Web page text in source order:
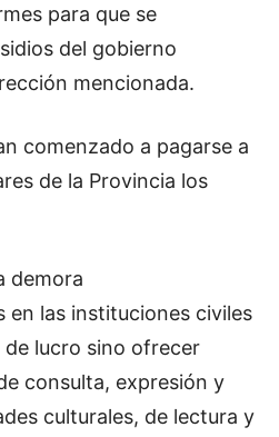
para que se
del gobierno
mencionada.
comenzado a pagarse a
de la Provincia los
demora
en las instituciones civiles
lucro sino ofrecer
consulta, expresión y
culturales, de lectura y